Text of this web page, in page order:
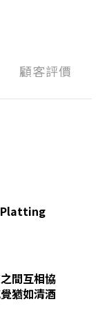
顧客評價
Platting
間互相協
猶如清酒